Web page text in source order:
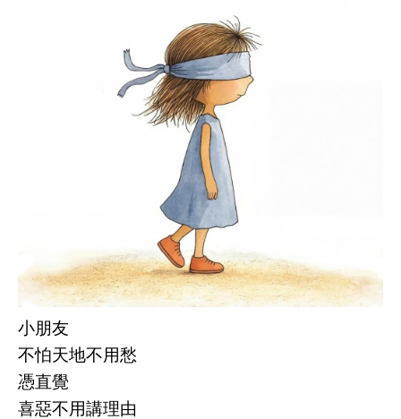
小朋友
不怕天地不用愁
憑直覺
喜惡不用講理由